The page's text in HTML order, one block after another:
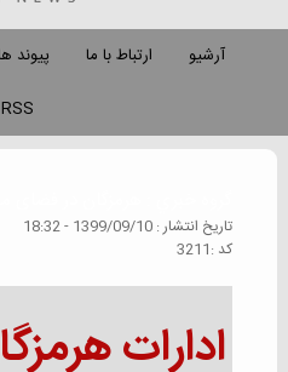
آرشیو ارتباط با ما پیوند
RSS
تاريخ انتشار : 1399/09/10 - 18:32
كد :3211
ادارات